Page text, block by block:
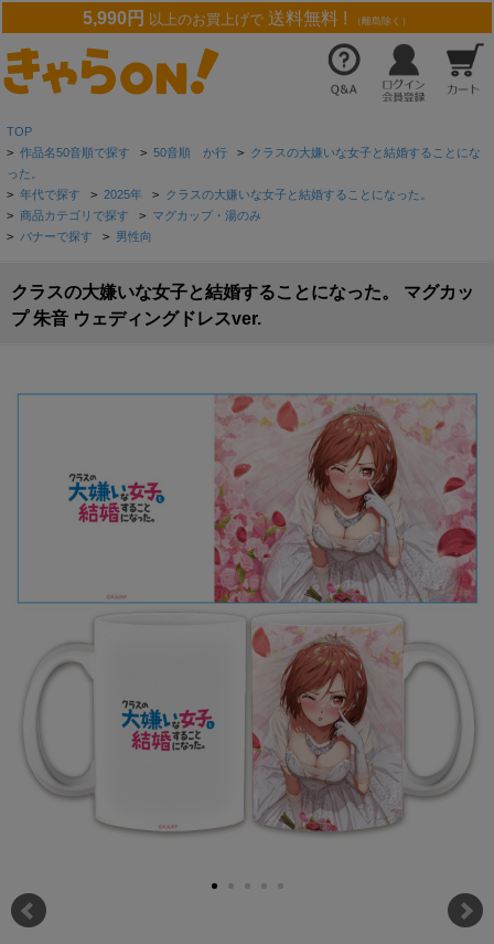
5,990円 以上のお買上げで 送料無料 ! （離島除く）
TOP
> 作品名50音順で探す > 50音順 か行 > クラスの大嫌いな女子と結婚することにな
った。
> 年代で探す > 2025年 > クラスの大嫌いな女子と結婚することになった。
> 商品カテゴリで探す > マグカップ・湯のみ
> バナーで探す > 男性向
クラスの大嫌いな女子と結婚することになった。 マグカッ
プ 朱音 ウェディングドレスver.